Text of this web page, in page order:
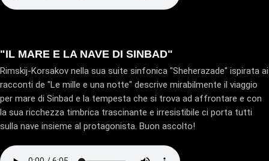
"IL MARE E LA NAVE DI SINBAD"
Rimskij-Korsakov nella sua suite sinfonica "Sheherazade" ispirata ai
racconti de "Le mille e una notte" descrive mirabilmente il viaggio
per mare di Sinbad e la tempesta che si trova ad affrontare e con
la sua ricchezza timbrica trascinante e irresistibile ci porta tutti
sulla nave insieme al protagonista. Buon ascolto!